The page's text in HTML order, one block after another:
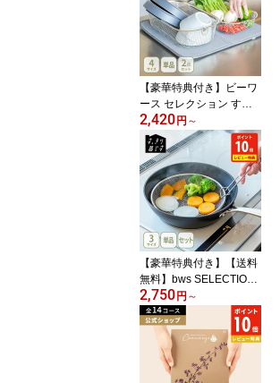
トル 電気ポット ケトル
湯沸かしケトル 湯沸かし
器 コードレス 温度調整
温度機能付き 温度設定
レビューキャンペーン】
cp対象
【豪華特典付き】ビーワ
ース セレクション すっ
きり暮らす 水切りかご
浅型・深型・スクエア・
スリム・浅深セット MM-
700131・MM-700132・
LW-930000・MM-70015
2・MM-700138【日本製
水切りラック 洗い物かご
水切りザル ステンレス
キッチン 人気 ギフト】
2,420円 ～
【豪華特典付き】【送料
無料】bws SELECTION
ビーワース セレクション
すっきり暮らす盆ざる 1
9cm / 22cm / 19・22cm
（2個セット） / 19・2
2・25cm（3個セット）
持ち上げフック付き【日
2,750円 ～